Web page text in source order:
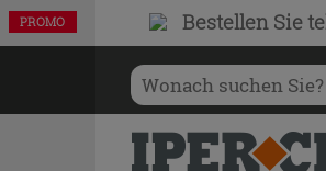
Bestellen Sie
PROMO
PROMO
PROMO
PROMO
PROMO